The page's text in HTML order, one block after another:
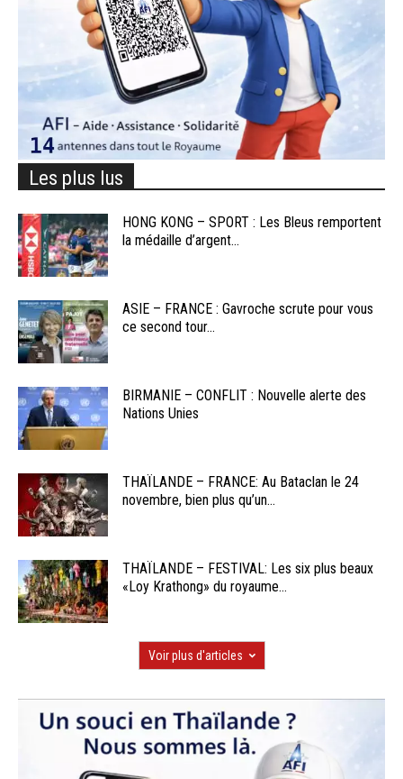
Les plus lus
HONG KONG – SPORT : Les Bleus remportent
la médaille d’argent...
ASIE – FRANCE : Gavroche scrute pour vous
ce second tour...
BIRMANIE – CONFLIT : Nouvelle alerte des
Nations Unies
THAÏLANDE – FRANCE: Au Bataclan le 24
novembre, bien plus qu’un...
THAÏLANDE – FESTIVAL: Les six plus beaux
«Loy Krathong» du royaume...
Voir plus d'articles